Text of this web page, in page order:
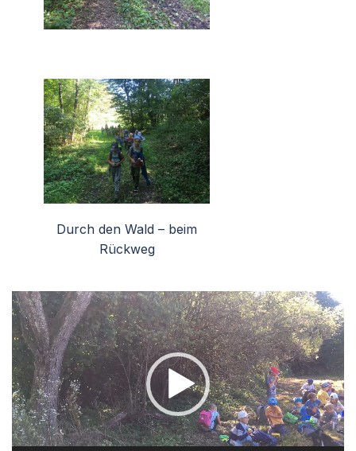
Durch den Wald – beim
Rückweg
Video-
Player